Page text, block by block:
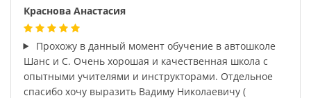
Краснова Анастасия
Прохожу в данный момент обучение в автошколе
Шанс и С. Очень хорошая и качественная школа с
опытными учителями и инструкторами. Отдельное
спасибо хочу выразить Вадиму Николаевичу (